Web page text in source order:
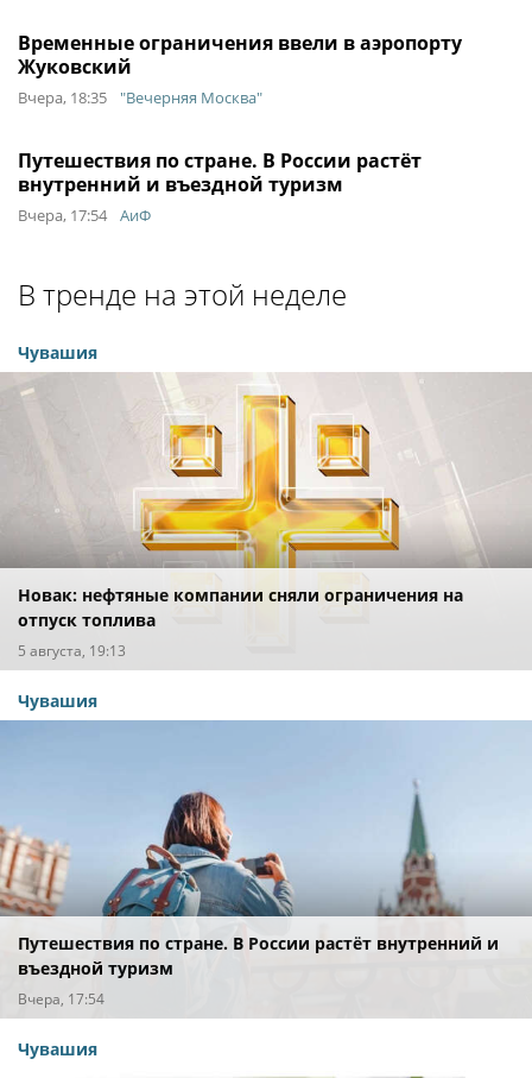
Временные ограничения ввели в аэропорту
Жуковский
Вчера, 18:35 "Вечерняя Москва"
Путешествия по стране. В России растёт
внутренний и въездной туризм
Вчера, 17:54 АиФ
В тренде на этой неделе
Чувашия
Новак: нефтяные компании сняли ограничения на
отпуск топлива
5 августа, 19:13
Чувашия
Путешествия по стране. В России растёт внутренний и
въездной туризм
Вчера, 17:54
Чувашия